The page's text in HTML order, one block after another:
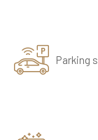
Parking